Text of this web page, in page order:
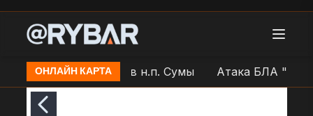
ОНЛАЙН КАРТА
по позиции ВСУ в н.п. Сумы Атака БЛА